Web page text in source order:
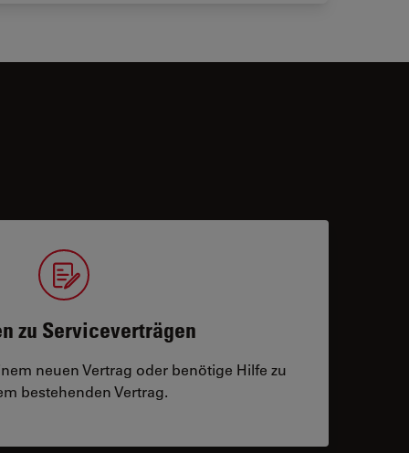
zu Serviceverträgen
neuen Vertrag oder benötige Hilfe zu
bestehenden Vertrag.